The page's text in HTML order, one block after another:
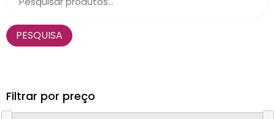
Material de Intervenção
PESQUISA
Filtrar por preço